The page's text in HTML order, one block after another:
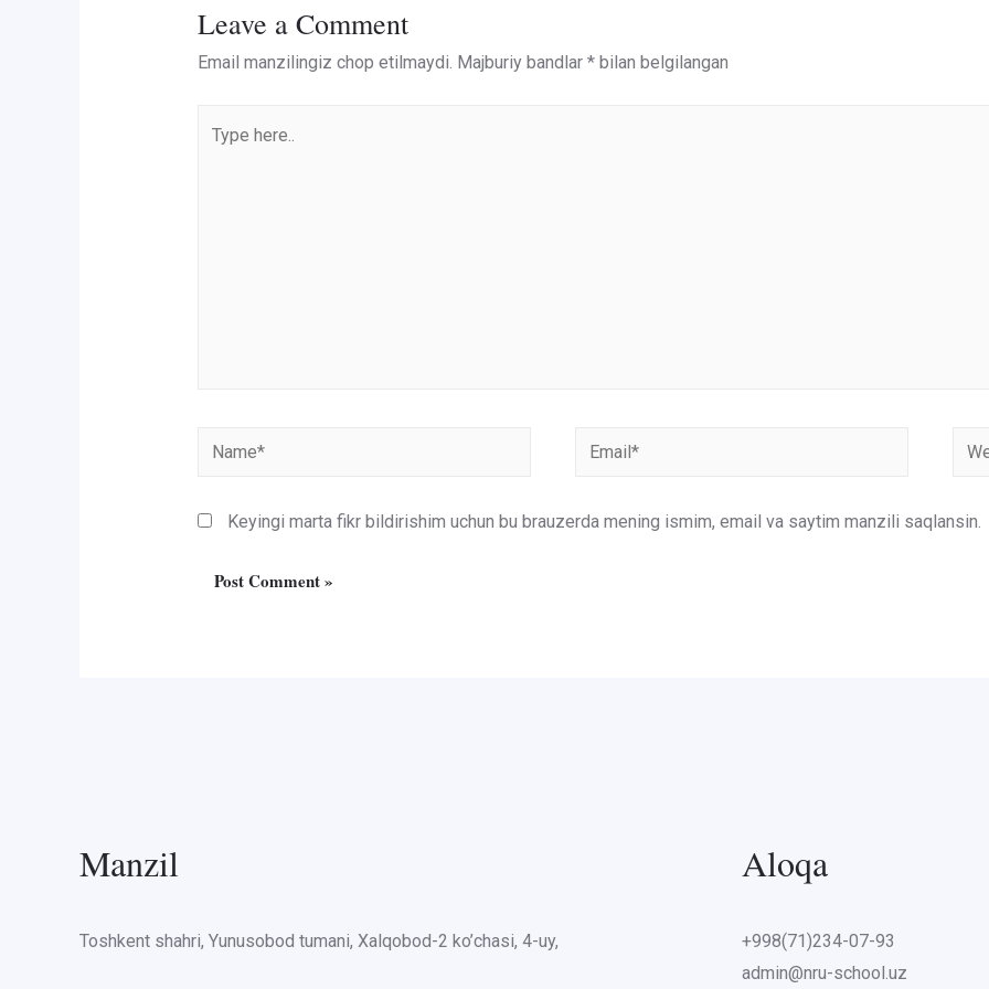
Leave a Comment
Email manzilingiz chop etilmaydi. Majburiy bandlar *bilan belgilangan
here..
Name* Email*
Keyingi marta fikr bildirishim uchun bu brauzerda mening ismim, email va saytim manzili saqlansin.
Manzil
Toshkent shahri, Yunusobod tumani, Xalqobod-2 ko’chasi, 4-uy,
Aloqa
+998(71)234-07-93
admin@nru-school.uz